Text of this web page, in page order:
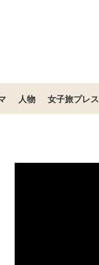
人物 女子旅プレス